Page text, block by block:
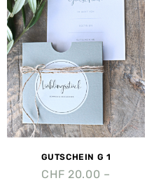
GUTSCHEIN G 1
CHF 20.00 –